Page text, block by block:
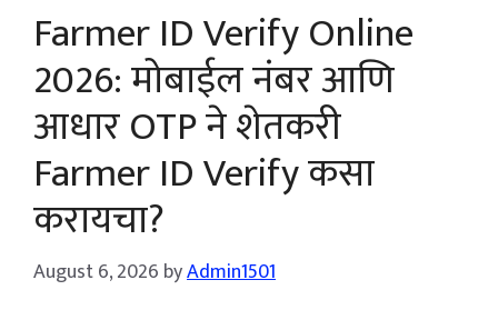
Farmer ID Verify Online
2026: मोबाईल नंबर आणि
आधार OTP ने शेतकरी
Farmer ID Verify कसा
करायचा?
August 6, 2026 byAdmin1501